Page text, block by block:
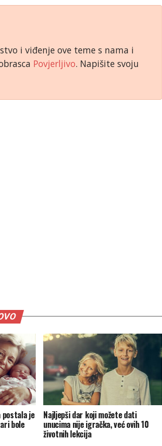
i viđenje ove teme s nama i
Povjerljivo. Napišite svoju
postala je
bole
Najljepši dar koji možete dati
unucima nije igračka, već ovih 10
životnih lekcija